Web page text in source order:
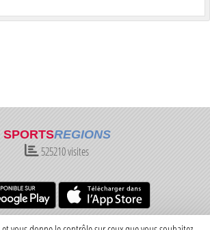
SPORTSREGIONS
525210visites